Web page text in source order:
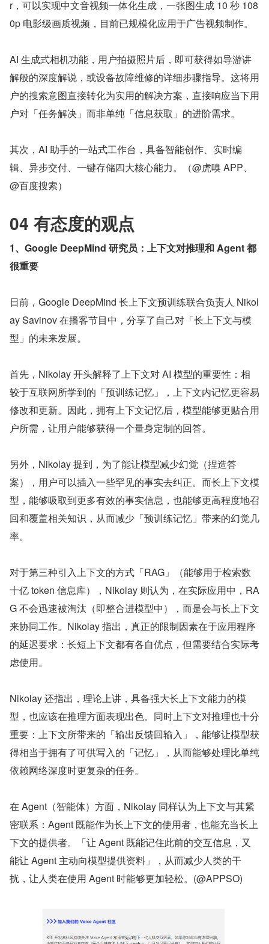
r，可以实现中文音视频一体化生成，一张图生成 10 秒 108
0p 电影级画质视频，目前已规模化应用于广告视频制作。
AI 生成式相机功能，用户拍摄照片后，即可获得如导游讲
解般的深度解说，或设备故障维修的详细步骤指导。这将用
户的搜索意图直接转化为实用的解决方案，直接响应当下用
户对「任务解决」而非单纯「信息获取」的进阶需求。
其次，AI 助手的一站式工作台，具备智能创作、实时编
辑、异步交付、一键存储四大核心能力。（@虎嗅 APP、
@百度搜索）
04 有态度的观点
1、Google DeepMind 研究员：上下文对推理和 Agent 都
很重要
日前，Google DeepMind 长上下文预训练联合负责人 Nikol
ay Savinov 在播客节目中，分享了自己对「长上下文与模
型」的未来发展。
首先，Nikolay 开头解释了上下文对 AI 模型的重要性：相
较于互联网所学到的「预训练记忆」，上下文内记忆更容易
修改和更新。因此，拥有上下文记忆后，模型能够更贴合用
户所需，让用户能够获得一个量身定制的回答。
另外，Nikolay 提到，为了能让模型减少幻觉（捏造答
案），用户可以插入一些罕见的事实去纠正。而长上下文模
型，能够吸取到更多有效的事实信息，也能够更高程度地召
回和覆盖相关知识，从而减少「预训练记忆」带来的幻觉几
率。
对于第三种引入上下文的方式「RAG」（能够用于检索数
十亿 token 信息库），Nikolay 则认为，在实际应用中，RA
G 不会迅速被淘汰（即整合进模型中），而是会与长上下文
来协同工作。Nikolay 指出，真正的限制因素在于应用程序
的延迟要求：长短上下文都有各自优点，但需要结合实际考
虑使用。
Nikolay 还指出，理论上讲，具备强大长上下文能力的模
型，也应该在推理方面表现出色。同时上下文对推理也十分
重要：上下文所带来的「输出反馈回输入」，能够让模型获
得相当于拥有了可供写入的「记忆」，从而能够处理比单纯
依赖网络深度时更复杂的任务。
在 Agent（智能体）方面，Nikolay 同样认为上下文与其紧
密联系：Agent 既能作为长上下文的使用者，也能充当长上
下文的提供者。「让 Agent 既能记住此前的交互信息，又
能让 Agent 主动向模型提供资料」，从而减少人类的干
扰，让人类在使用 Agent 时能够更加轻松。(@APPSO)